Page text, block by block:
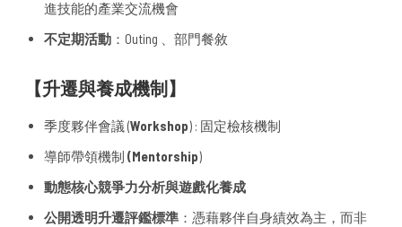
進技能的產業交流機會
不定期活動 ：Outing 、部門餐敘
【升遷與養成機制】
季度夥伴會議 (Workshop) : 固定檢核機制
導師帶領機制(Mentorship)
動態核心競爭力分析與遊戲化養成
公開透明升遷評鑑標準 ：憑藉夥伴自身績效為主，而非